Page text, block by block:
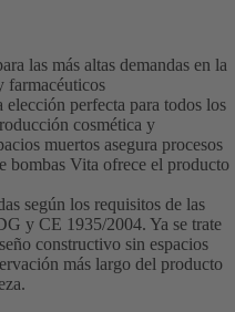
las más altas demandas en la
farmacéuticos
perfecta para todos los
cosmética y
muertos asegura procesos
bombas Vita ofrece el producto
según los requisitos de las
y CE 1935/2004. Ya se trate
constructivo sin espacios
más largo del producto